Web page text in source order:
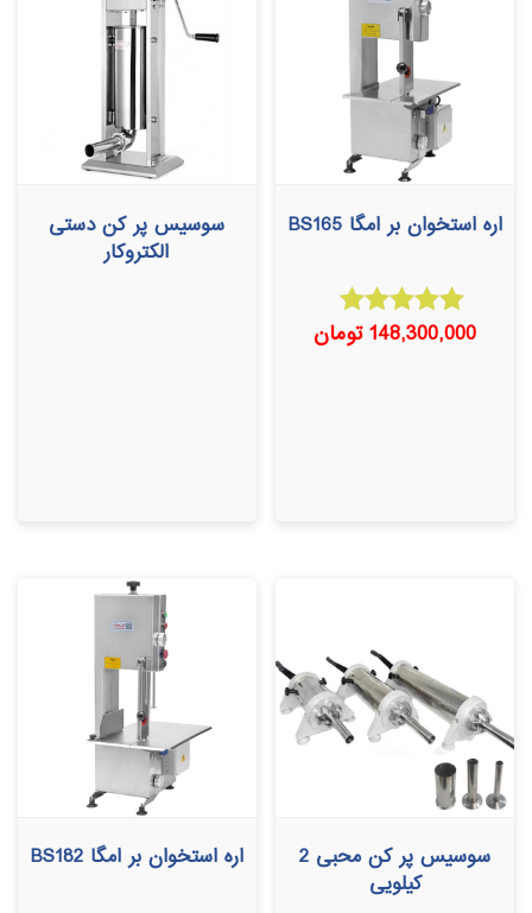
اره استخوان بر امگا BS165
امتیاز
5.00
148,300,000تومان
سوسیس پر کن دستی
الکتروکار
سوسیس پر کن محبی 2
کیلویی
اره استخوان بر امگا BS182